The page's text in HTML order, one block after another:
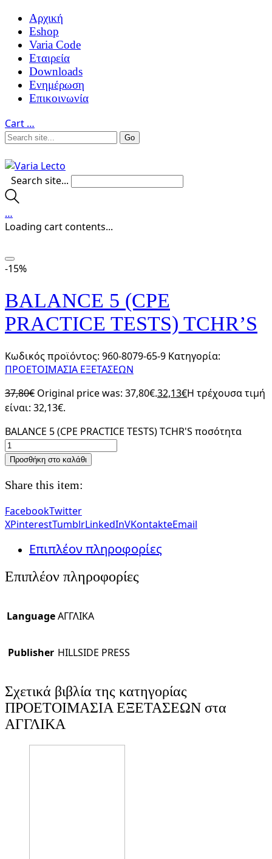
Αρχική
Eshop
Varia Code
Εταιρεία
Downloads
Ενημέρωση
Επικοινωνία
Cart …
Search site...
…
Loading cart contents...
-15%
BALANCE 5 (CPE
PRACTICE TESTS) TCHR’S
Κωδικός προϊόντος: 960-8079-65-9 Κατηγορία:
ΠΡΟΕΤΟΙΜΑΣΙΑ ΕΞΕΤΑΣΕΩΝ
37,80€ Original price was: 37,80€.32,13€Η τρέχουσα τιμή
είναι: 32,13€.
BALANCE 5 (CPE PRACTICE TESTS) TCHR'S ποσότητα
Προσθήκη στο καλάθι
Share this item:
FacebookTwitter
XPinterestTumblrLinkedInVKontakteEmail
Επιπλέον πληροφορίες
Επιπλέον πληροφορίες
LanguageΑΓΓΛΙΚΑ
Publisher HILLSIDE PRESS
Σχετικά βιβλία της κατηγορίας
ΠΡΟΕΤΟΙΜΑΣΙΑ ΕΞΕΤΑΣΕΩΝ στα
ΑΓΓΛΙΚΑ